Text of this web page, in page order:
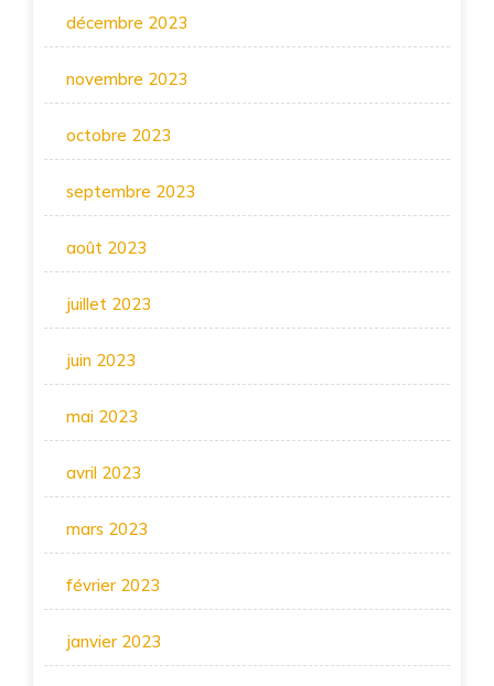
décembre 2023
novembre 2023
octobre 2023
septembre 2023
août 2023
juillet 2023
juin 2023
mai 2023
avril 2023
mars 2023
février 2023
janvier 2023